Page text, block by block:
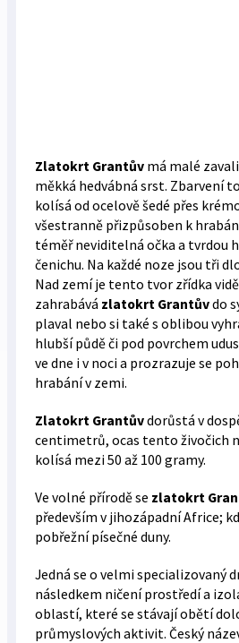
Zlatokrt Grantůvmá malé
měkká hedvábná srst. Zbarvení
kolísá od ocelově šedé přes
všestranně přizpůsoben k
téměř neviditelná očka a tvrdou
čenichu. Na každé noze jsou tři
Nad zemí je tento tvor zřídka
zahrabává zlatokrt Grantůvdo
plaval nebo si také s oblibou
hlubší půdě či pod povrchem
ve dne i v noci a prozrazuje se
hrabání v zemi.
Zlatokrt Grantůvdorůstá v
centimetrů, ocas tento živočich
kolísá mezi 50 až 100 gramy.
Ve volné přírodě se zlatokrt
především v jihozápadní Africe;
pobřežní písečné duny.
Jedná se o velmi specializovaný
následkem ničení prostředí a
oblastí, které se stávají obětí
průmyslových aktivit. Český